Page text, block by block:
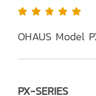
OHAUS Model
PX-SERIES